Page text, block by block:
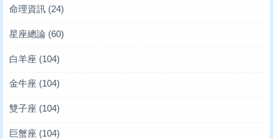
命理資訊 (24)
星座總論 (60)
白羊座 (104)
金牛座 (104)
雙子座 (104)
巨蟹座 (104)